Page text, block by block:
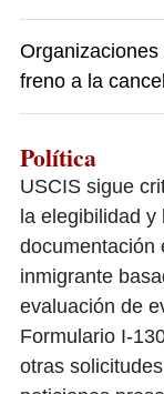
Organizaciones
freno a la
Política
USCIS sigue
la elegibilidad
documentación
inmigrante
evaluación de
Formulario I-
otras